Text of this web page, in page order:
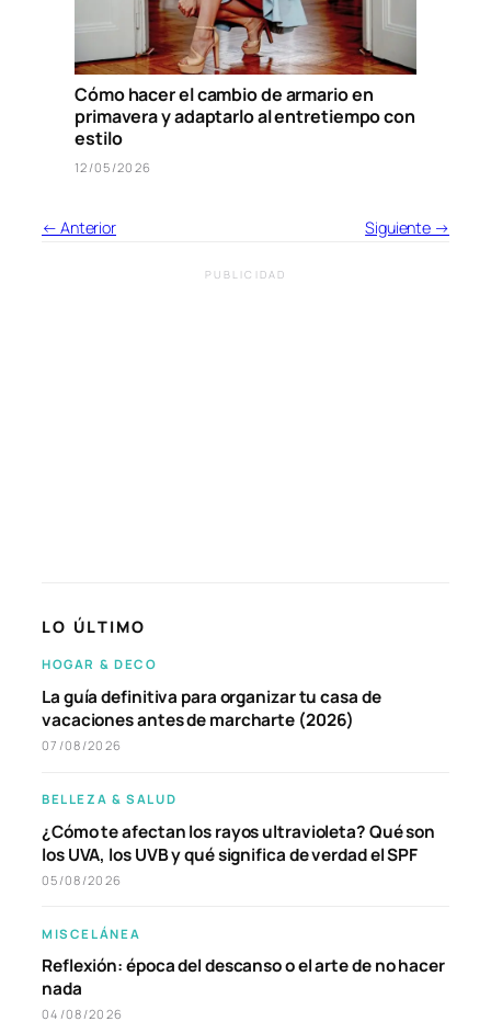
Cómo hacer el cambio de armario en
primavera y adaptarlo al entretiempo con
estilo
12/05/2026
← Anterior Siguiente →
PUBLICIDAD
LO ÚLTIMO
HOGAR & DECO
La guía definitiva para organizar tu casa de
vacaciones antes de marcharte (2026)
07/08/2026
BELLEZA & SALUD
¿Cómo te afectan los rayos ultravioleta? Qué son
los UVA, los UVB y qué significa de verdad el SPF
05/08/2026
MISCELÁNEA
Reflexión: época del descanso o el arte de no hacer
nada
04/08/2026